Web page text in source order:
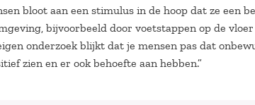
bloot aan een stimulus in de hoop dat ze een
bijvoorbeeld door voetstappen op de vloer
onderzoek blijkt dat je mensen pas dat
zien en er ook behoefte aan hebben.”